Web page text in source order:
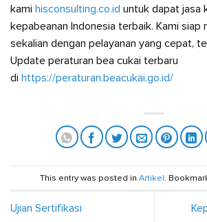
kami hisconsulting.co.id untuk dapat jasa
kepabeanan Indonesia terbaik. Kami siap
sekalian dengan pelayanan yang cepat,
Update peraturan bea cukai terbaru
di https://peraturan.beacukai.go.id/
This entry was posted in Artikel.
Ujian Sertifikasi